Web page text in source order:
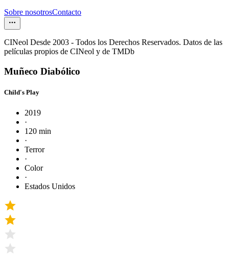
Sobre nosotrosContacto
CINeol Desde 2003 - Todos los Derechos Reservados. Datos de las
películas propios de CINeol y de TMDb
Muñeco Diabólico
Child's Play
2019
·
120 min
·
Terror
·
Color
·
Estados Unidos